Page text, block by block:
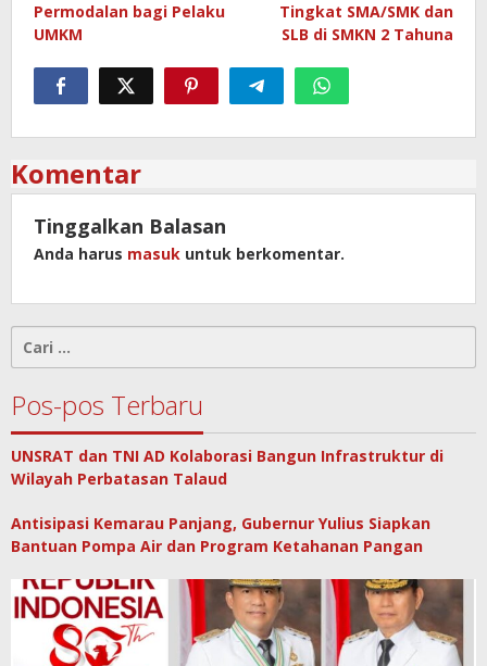
Permodalan bagi Pelaku
UMKM
Tingkat SMA/SMK dan
SLB di SMKN 2 Tahuna
Komentar
Tinggalkan Balasan
Anda harus masuk untuk berkomentar.
untuk:
Pos-pos Terbaru
UNSRAT dan TNI AD Kolaborasi Bangun Infrastruktur di
Wilayah Perbatasan Talaud
Antisipasi Kemarau Panjang, Gubernur Yulius Siapkan
Bantuan Pompa Air dan Program Ketahanan Pangan